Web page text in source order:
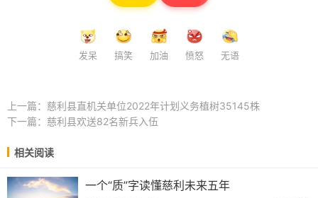
发呆 搞笑 加油 愤怒 无语
上一篇： 慈利县直机关单位2022年计划义务植树35145株
下一篇： 慈利县欢送82名新兵入伍
相关阅读
一个“质”字读懂慈利未来五年